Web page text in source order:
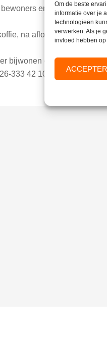
Om de beste
informatie over je
technologieën
verwerken. Als je
invloed hebben
en Opella;
na afloop van de film
bijwonen of wilt u nader
333 42 10).